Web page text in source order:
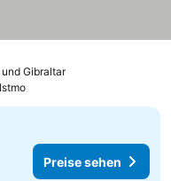
GibraltarPreise sehen
Preise sehen